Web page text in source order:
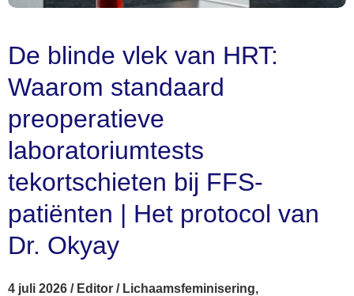
De blinde vlek van HRT:
Waarom standaard
preoperatieve
laboratoriumtests
tekortschieten bij FFS-
patiënten | Het protocol van
Dr. Okyay
4 juli 2026 / Editor / Lichaamsfeminisering,